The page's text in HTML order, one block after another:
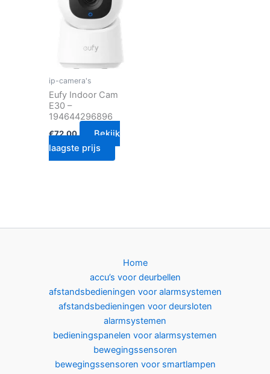
ip-camera's
Eufy Indoor Cam
E30 –
194644296896
€72.00
Bekijk
laagste prijs
Home
accu’s voor deurbellen
afstandsbedieningen voor alarmsystemen
afstandsbedieningen voor deursloten
alarmsystemen
bedieningspanelen voor alarmsystemen
bewegingssensoren
bewegingssensoren voor smartlampen